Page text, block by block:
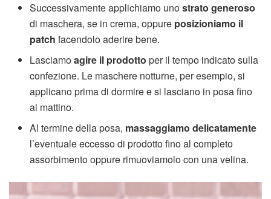
Successivamente applichiamo unostrato generoso
di maschera, se in crema, oppure posizioniamo il
patch facendolo aderire bene.
Lasciamoagire il prodotto per il tempo indicato sulla
confezione. Le maschere notturne, per esempio, si
applicano prima di dormire e si lasciano in posa fino
al mattino.
Al termine della posa, massaggiamo delicatamente
l’eventuale eccesso di prodotto fino al completo
assorbimento oppure rimuoviamolo con una velina.